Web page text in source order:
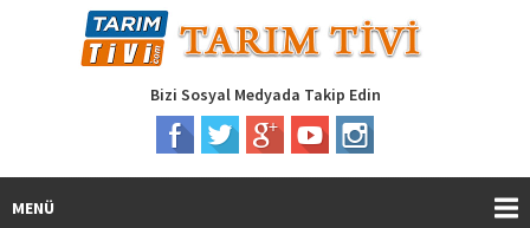
Bizi Sosyal Medyada Takip Edin
MENÜ